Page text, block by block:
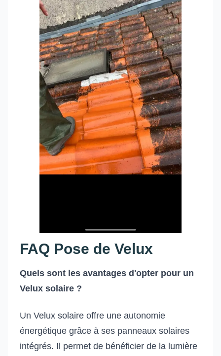
FAQ Pose de Velux
Quels sont les avantages d'opter pour un
Velux solaire ?
Un Velux solaire offre une autonomie
énergétique grâce à ses panneaux solaires
intégrés. Il permet de bénéficier de la lumière